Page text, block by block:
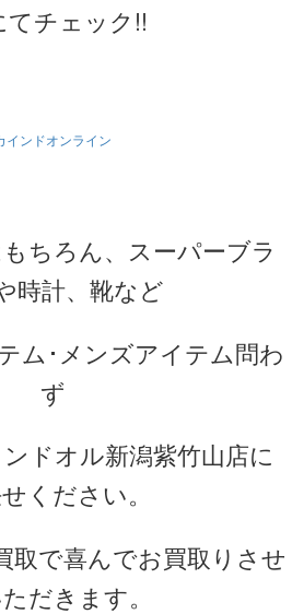
てチェック!!
インドオンライン
ちろん、スーパーブラ
時計、靴など
ム･メンズアイテム問わ
ず
ドオル新潟紫竹山店に
ください。
取で喜んでお買取りさせ
だきます。